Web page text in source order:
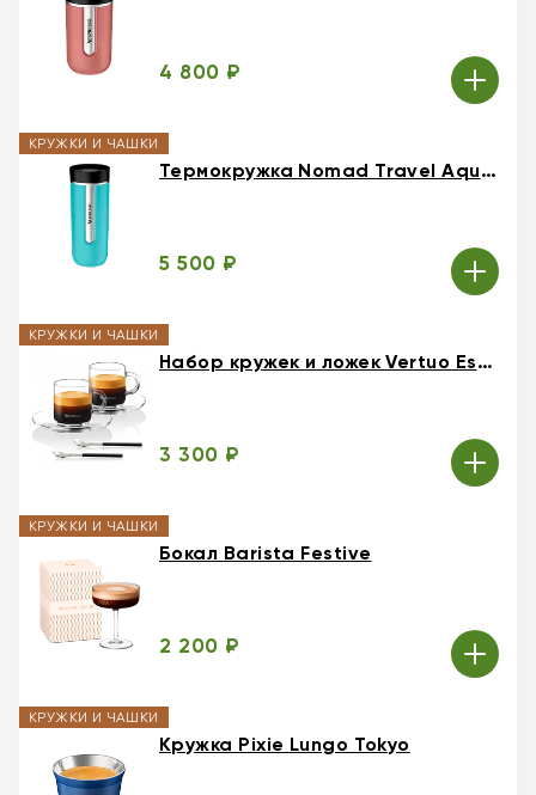
4 800 ₽
КРУЖКИ И ЧАШКИ
Термокружка Nomad Travel Aquarell 540 мл
5 500 ₽
КРУЖКИ И ЧАШКИ
Набор кружек и ложек Vertuo Espresso
3 300 ₽
КРУЖКИ И ЧАШКИ
Бокал Barista Festive
2 200 ₽
КРУЖКИ И ЧАШКИ
Кружка Pixie Lungo Tokyo